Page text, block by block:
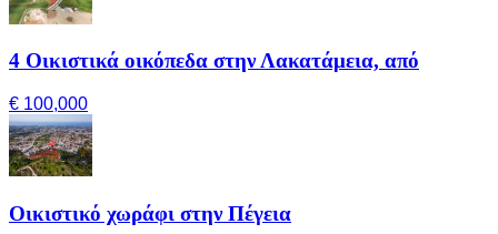
4 Οικιστικά οικόπεδα στην Λακατάμεια, από
€ 100,000
Οικιστικό χωράφι στην Πέγεια